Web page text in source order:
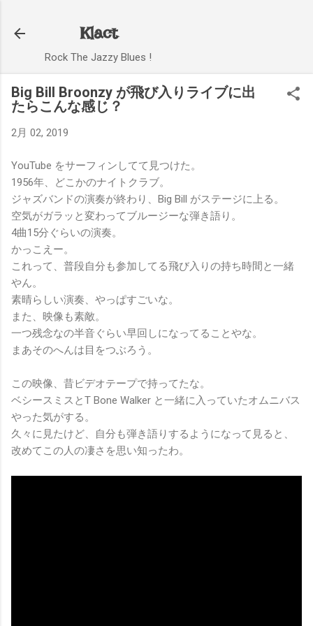
Klact
Rock The Jazzy Blues !
Big Bill Broonzy が飛び入りライブに出
たらこんな感じ？
2月 02, 2019
YouTube をサーフィンしてて見つけた。
1956年、どこかのナイトクラブ。
ジャズバンドの演奏が終わり、Big Bill がステージに上る。
空気がガラッと変わってブルージーな弾き語り。
4曲15分ぐらいの演奏。
かっこえー。
これって、普段自分も参加してる飛び入りの持ち時間と一緒
やん。
素晴らしい演奏、やっぱすごいな。
また、映像も素敵。
一つ残念なの半音ぐらい早回しになってることやな。
まあそのへんは目をつぶろう。
この映像、昔ビデオテープで持ってたな。
ベシースミスとT Bone Walker と一緒に入っていたオムニバス
やった気がする。
久々に見たけど、自分も弾き語りするようになって見ると、
改めてこの人の凄さを思い知ったわ。